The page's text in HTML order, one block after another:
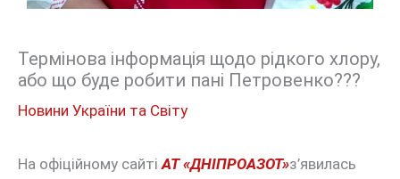
Термінова інформація щодо рідкого хлору,
або що буде робити пані Петровенко???
Новини України та Світу
На офіційному сайтіАТ «ДНІПРОАЗОТ»з’явилась